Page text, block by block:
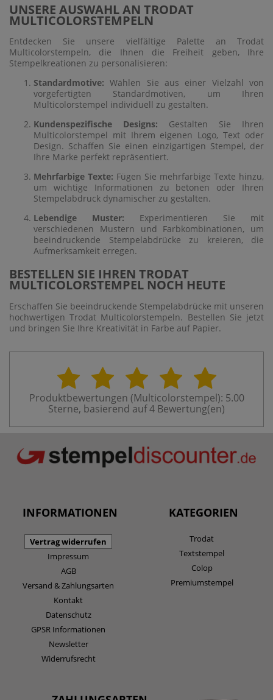
UNSERE AUSWAHL AN TRODAT
MULTICOLORSTEMPELN
Entdecken Sie unsere vielfältige Palette an Trodat
Multicolorstempeln, die Ihnen die Freiheit geben, Ihre
Stempelkreationen zu personalisieren:
Standardmotive: Wählen Sie aus einer Vielzahl von
vorgefertigten Standardmotiven, um Ihren
Multicolorstempel individuell zu gestalten.
Kundenspezifische Designs: Gestalten Sie Ihren
Multicolorstempel mit Ihrem eigenen Logo, Text oder
Design. Schaffen Sie einen einzigartigen Stempel, der
Ihre Marke perfekt repräsentiert.
Mehrfarbige Texte: Fügen Sie mehrfarbige Texte hinzu,
um wichtige Informationen zu betonen oder Ihren
Stempelabdruck dynamischer zu gestalten.
Lebendige Muster: Experimentieren Sie mit
verschiedenen Mustern und Farbkombinationen, um
beeindruckende Stempelabdrücke zu kreieren, die
Aufmerksamkeit erregen.
BESTELLEN SIE IHREN TRODAT
MULTICOLORSTEMPEL NOCH HEUTE
Erschaffen Sie beeindruckende Stempelabdrücke mit unseren
hochwertigen Trodat Multicolorstempeln. Bestellen Sie jetzt
und bringen Sie Ihre Kreativität in Farbe auf Papier.
Produktbewertungen (Multicolorstempel): 5.00
Sterne, basierend auf4 Bewertung(en)
INFORMATIONEN
Vertrag widerrufen
Impressum
AGB
Versand & Zahlungsarten
Kontakt
Datenschutz
GPSR Informationen
Newsletter
Widerrufsrecht
KATEGORIEN
Trodat
Textstempel
Colop
Premiumstempel